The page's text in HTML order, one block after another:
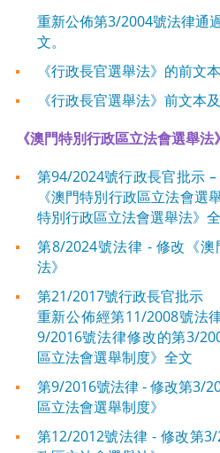
重新公佈第3/2004號法律通
文。
《行政長官選舉法》的前文
《行政長官選舉法》前文本
《澳門特別行政區立法會選舉法》
第94/2024號行政長官批示
《澳門特別行政區立法會選
特別行政區立法會選舉法》
第8/2024號法律 - 修改《
法》
第21/2017號行政長官批示
重新公佈經第11/2008號法
9/2016號法律修改的第3/
區立法會選舉制度》全文
第9/2016號法律 - 修改第3/
區立法會選舉制度》
第12/2012號法律 - 修改第